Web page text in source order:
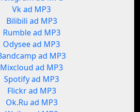
Vk ad MP3
Bilibili ad MP3
Rumble ad MP3
Odysee ad MP3
ad MP3
Mixcloud ad MP3
Spotify ad MP3
Flickr ad MP3
Ok.Ru ad MP3